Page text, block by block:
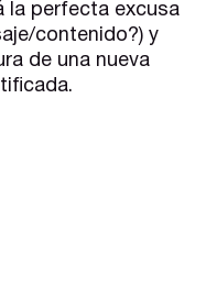
la perfecta excusa
contenido?) y
de una nueva